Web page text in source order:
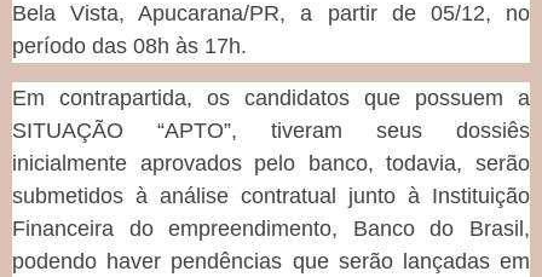
Bela Vista, Apucarana/PR, a partir de 05/12, no
período das 08h às 17h.
Em contrapartida, os candidatos que possuem a
SITUAÇÃO “APTO”, tiveram seus dossiês
inicialmente aprovados pelo banco, todavia, serão
submetidos à análise contratual junto à Instituição
Financeira do empreendimento, Banco do Brasil,
podendo haver pendências que serão lançadas em